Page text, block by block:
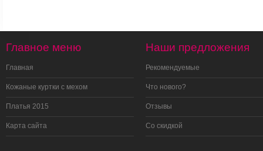
Главное меню
Главная
Кожаные куртки с мехом
Платья 2015
Карта сайта
Наши предложения
Рекомендуемые
Что нового?
Отзывы
Со скидкой